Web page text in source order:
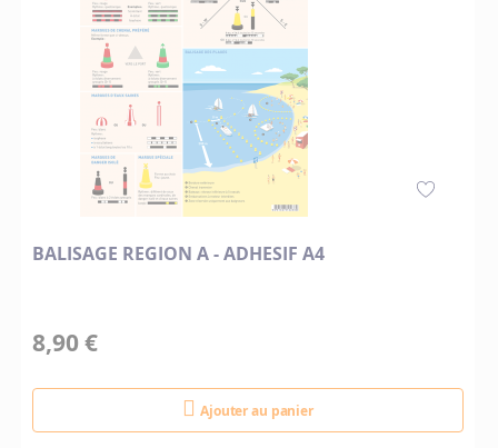
BALISAGE REGION A - ADHESIF A4
8,90 €
Ajouter au panier